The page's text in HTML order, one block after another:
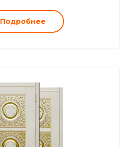
Подробнее